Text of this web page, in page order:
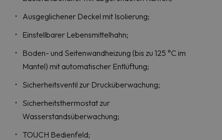
Ausgeglichener Deckel mit Isolierung;
Einstellbarer Lebensmittelhahn;
Boden- und Seitenwandheizung (bis zu 125 °C im
Mantel) mit automatischer Entlüftung;
Sicherheitsventil zur Drucküberwachung;
Sicherheitsthermostat zur
Wasserstandsüberwachung;
TOUCH Bedienfeld;